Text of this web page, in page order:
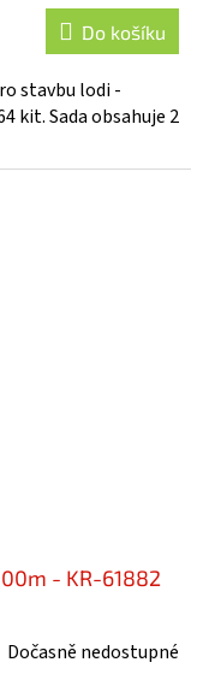
Do košíku
stavbu lodi -
kit. Sada obsahuje 2
- KR-61882
Dočasně nedostupné